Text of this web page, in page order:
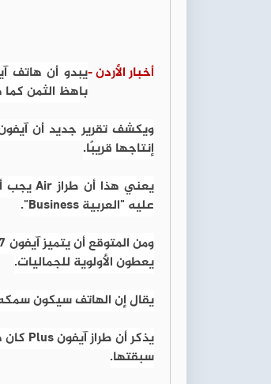
أخبار الأردن -
باهظ الثمن
إنتاجها قريبًا.
عليه "العربية Business".
يعطون الأولوية للجماليات.
يقال إن الهاتف سيكون سمكه 6.25 ملم، مقارنة بسمك 7.8 ملم لهاتف آيفون
سبقتها.